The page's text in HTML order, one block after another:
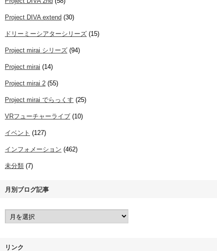
Project DIVA extend (30)
ドリーミーシアターシリーズ (15)
Project mirai シリーズ (94)
Project mirai (14)
Project mirai 2 (55)
Project mirai でらっくす (25)
VRフューチャーライブ (10)
イベント (127)
インフォメーション (462)
未分類 (7)
月別ブログ記事
リンク